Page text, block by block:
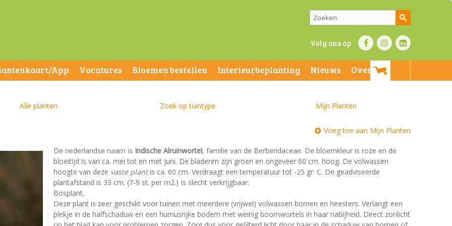
Volg ons op
App Vacatures Bloemen bestellen Interieurbeplanting Nieuws
Over ons
Alle planten Zoek op tuintype Mijn Planten
Voeg toe aan Mijn Planten
De nederlandse naam is Indische Alruinwortel, familie van de Berberidaceae. De bloemkleur is roze en de
bloeitijd is van ca. mei tot en met juni. De bladeren zijn groen en ongeveer 60 cm. hoog. De volwassen
hoogte van deze vaste plantis ca. 60 cm. Verdraagt een temperatuur tot -25 gr. C. De geadviseerde
plantafstand is 33 cm. (7-9 st. per m2.) Is slecht verkrijgbaar.
Bosplant.
Deze plant is zeer geschikt voor tuinen met meerdere (vrijwel) volwassen bomen en heesters. Verlangt een
plekje in de halfschaduw en een humusrijke bodem met weinig boomwortels in haar nabijheid. Direct zonlicht